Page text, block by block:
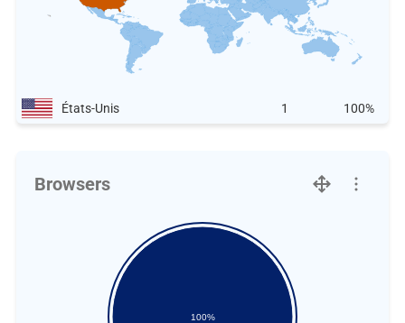
États-Unis 1 100%
Browsers
100%